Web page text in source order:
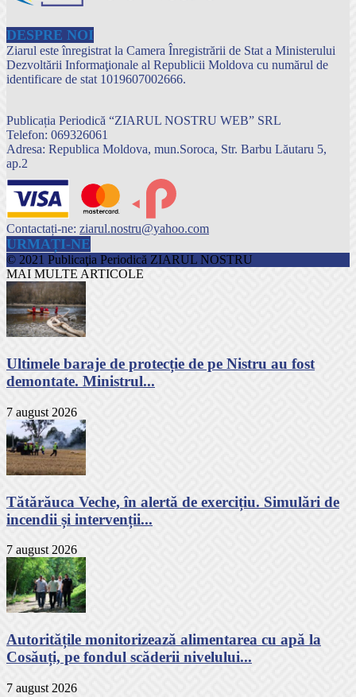
DESPRE NOI
Ziarul este înregistrat la Camera Înregistrării de Stat a Ministerului
Dezvoltării Informaţionale al Republicii Moldova cu numărul de
identificare de stat 1019607002666.
Publicația Periodică “ZIARUL NOSTRU WEB” SRL
Telefon: 069326061
Adresa: Republica Moldova, mun.Soroca, Str. Barbu Lăutaru 5,
ap.2
Contactați-ne: ziarul.nostru@yahoo.com
URMAȚI-NE
© 2021 Publicaţia Periodică ZIARUL NOSTRU
MAI MULTE ARTICOLE
Ultimele baraje de protecție de pe Nistru au fost
demontate. Ministrul...
7 august 2026
Tătărăuca Veche, în alertă de exercițiu. Simulări de
incendii și intervenții...
7 august 2026
Autoritățile monitorizează alimentarea cu apă la
Cosăuți, pe fondul scăderii nivelului...
7 august 2026